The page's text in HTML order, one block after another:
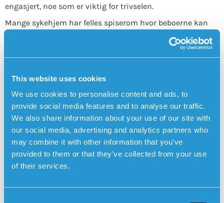
This website uses cookies
We use cookies to personalise content and ads, to
provide social media features and to analyse our traffic.
We also share information about your use of our site with
our social media, advertising and analytics partners who
may combine it with other information that you’ve
provided to them or that they’ve collected from your use
of their services.
engasjert, noe som er viktig for trivselen.
Mange sykehjem har felles spiserom hvor beboerne kan
spise sammen, noe som fremmer fellesskapet og gjør
Sykehjem er en boform rettet mot personer som har stort
behov for hjelp og omsorg, ofte hele døgnet. Det er et trygt
og tilrettelagt miljø for eldre som ikke lenger kan klare
hverdagen på egenhånd, selv med støtte fra for eksempel
hjemmetjenesten. For mange er sykehjem et alternativ
når hjemmetjeneste og andre hjelpetjenester ikke lenger
er tilstrekkelig for å ivareta trygghet og omsorg.
Trygghetsalarm for å kunne slå alarm utendørs